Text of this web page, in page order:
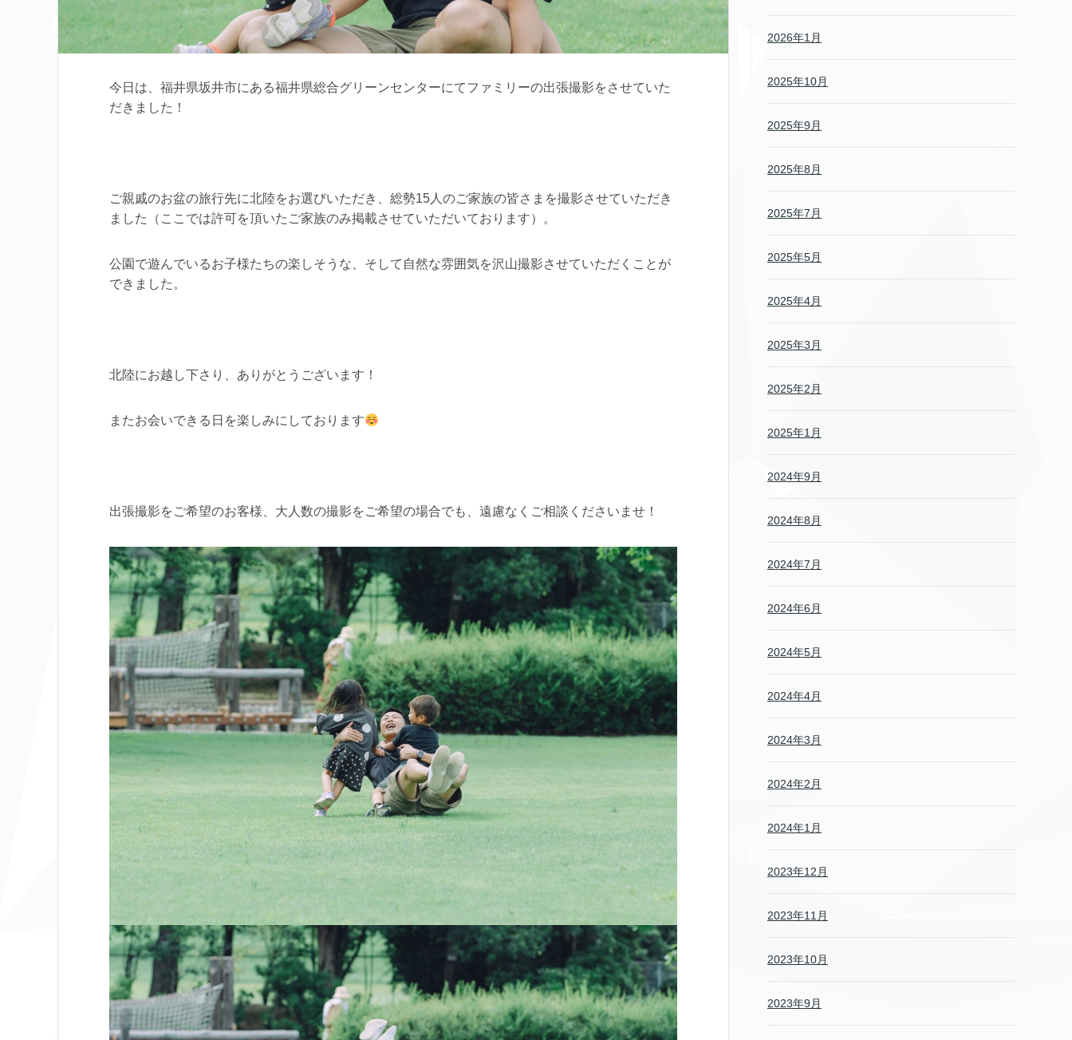
今日は、福井県坂井市にある福井県総合グリーンセンターにてファミリーの出張撮影をさせていた
だきました！
ご親戚のお盆の旅行先に北陸をお選びいただき、総勢15人のご家族の皆さまを撮影させていただき
ました（ここでは許可を頂いたご家族のみ掲載させていただいております）。
公園で遊んでいるお子様たちの楽しそうな、そして自然な雰囲気を沢山撮影させていただくことが
できました。
北陸にお越し下さり、ありがとうございます！
またお会いできる日を楽しみにしております
出張撮影をご希望のお客様、大人数の撮影をご希望の場合でも、遠慮なくご相談くださいませ！
2026年1月
2025年10月
2025年9月
2025年8月
2025年7月
2025年5月
2025年4月
2025年3月
2025年2月
2025年1月
2024年9月
2024年8月
2024年7月
2024年6月
2024年5月
2024年4月
2024年3月
2024年2月
2024年1月
2023年12月
2023年11月
2023年10月
2023年9月